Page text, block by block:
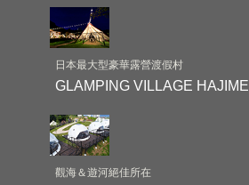
日本最大型豪華露營渡假村
GLAMPING VILLAGE HAJIME
觀海＆遊河絕佳所在